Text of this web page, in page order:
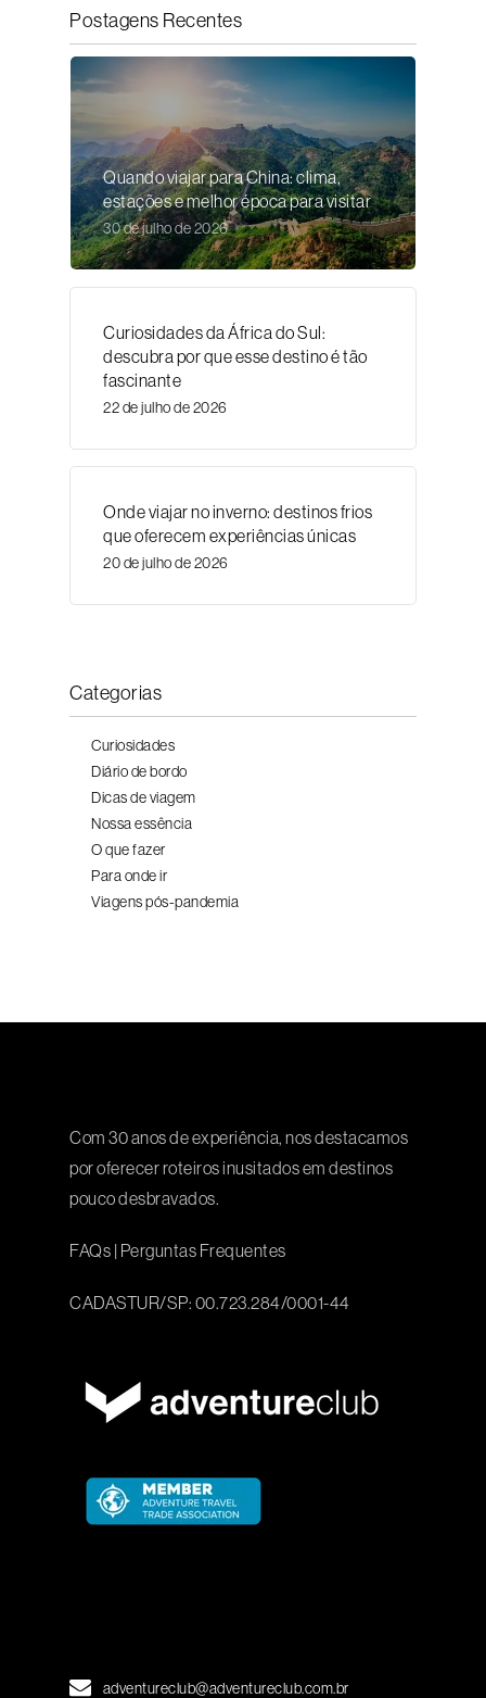
Postagens Recentes
Quando viajar para China: clima,
estações e melhor época para visitar
30 de julho de 2026
Curiosidades da África do Sul:
descubra por que esse destino é tão
fascinante
22 de julho de 2026
Onde viajar no inverno: destinos frios
que oferecem experiências únicas
20 de julho de 2026
Categorias
Curiosidades
Diário de bordo
Dicas de viagem
Nossa essência
O que fazer
Para onde ir
Viagens pós-pandemia
Com 30 anos de experiência, nos destacamos
por oferecer roteiros inusitados em destinos
pouco desbravados.
FAQs | Perguntas Frequentes
CADASTUR/SP: 00.723.284/0001-44
adventureclub@adventureclub.com.br